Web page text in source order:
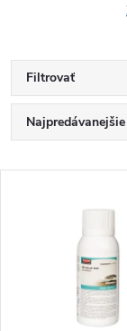
Filtrovať
R
a
Najpredávanejšie